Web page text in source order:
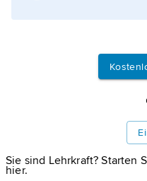
Sie sind Lehrkraft? Starten
hier.